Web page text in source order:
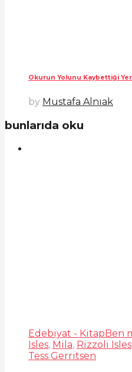
Okurun Yolunu Kaybettiği
by Mustafa Alnıak
bunlarıda oku
Edebiyat - KitapBen
Isles, Mila, Rizzoli Isles
Tess Gerritsen